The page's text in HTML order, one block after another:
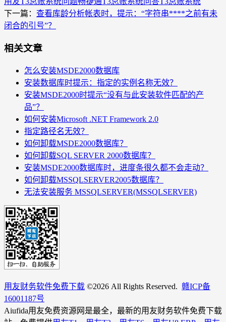
下一篇： 查看库龄分析帐表时，提示：“字符串****之前有未
闭合的引号”？
相关文章
怎么安装MSDE2000数据库
安装数据库时提示：指定的实例名称无效？
安装MSDE2000时提示“没有与此安装软件匹配的产
品”？
如何安装Microsoft .NET Framework 2.0
指定路径名无效？
如何卸载MSDE2000数据库？
如何卸载SQL SERVER 2000数据库？
安装MSDE2000数据库时，进度条很久都不会走动？
如何卸载MSSQLSERVER2005数据库？
无法安装服务 MSSQLSERVER(MSSQLSERVER)
用友财务软件免费下载 ©2026 All Rights Reserved. 赣ICP备
16001187号
Aiufida用友免费资源网是最全，最新的用友财务软件免费下载